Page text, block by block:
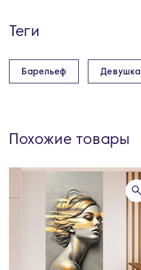
Теги
Барельеф Девушка
Похожие товары